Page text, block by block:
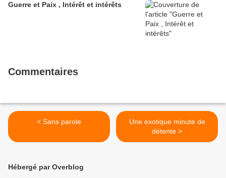
Guerre et Paix , Intérêt et intérêts
Commentaires
< Sans parole
Une exotique minute de
détente >
Hébergé par Overblog